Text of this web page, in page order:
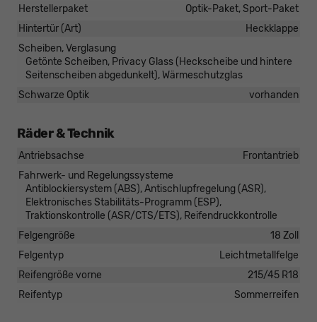
Herstellerpaket
Optik-Paket, Sport-Paket
Hintertür (Art)
Heckklappe
Scheiben, Verglasung
Getönte Scheiben, Privacy Glass (Heckscheibe und hintere
Seitenscheiben abgedunkelt), Wärmeschutzglas
Schwarze Optik
vorhanden
Räder & Technik
Antriebsachse
Frontantrieb
Fahrwerk- und Regelungssysteme
Antiblockiersystem (ABS), Antischlupfregelung (ASR),
Elektronisches Stabilitäts-Programm (ESP),
Traktionskontrolle (ASR/CTS/ETS), Reifendruckkontrolle
Felgengröße
18 Zoll
Felgentyp
Leichtmetallfelge
Reifengröße vorne
215/45 R18
Reifentyp
Sommerreifen